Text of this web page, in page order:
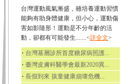
台灣運動風氣漸盛，雖培養運動習慣
能夠有助身體健康，但小心，運動傷
害如影隨形！運動是不分年齡的活
動，卻都有可能發生.......<詳全文>
‧ 台灣基層診所首度糖尿病照護...
‧ 臺灣皮膚科醫學會最新2020異...
‧ 長假到來 孩童健康崩壞危機...